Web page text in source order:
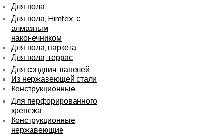
Для пола
Для пола, Himtex, с
алмазным
наконечником
Для пола, паркета
Для пола, террас
Для сэндвич-панелей
Из нержавеющей стали
Конструкционные
Для перфорированного
крепежа
Конструкционные,
нержавеющие